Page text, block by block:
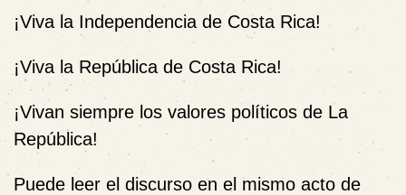
¡Viva la Independencia de Costa Rica!
¡Viva la República de Costa Rica!
¡Vivan siempre los valores políticos de La
República!
Puede leer el discurso en el mismo acto de